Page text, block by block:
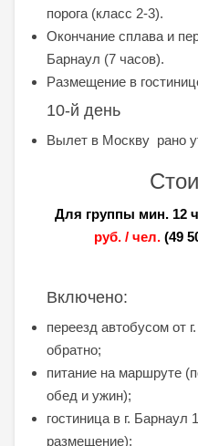
порога (класс 2-3).
Окончание сплава и
Барнаул (7 часов).
Размещение в
10-й день
Вылет в Москву рано
Для группы мин. 12
руб. / чел. (49
Включено:
переезд автобусом от
обратно;
питание на маршруте
обед и ужин);
гостиница в г. Барнаул
размещение);